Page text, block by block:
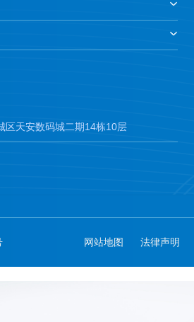
区天安数码城二期14栋10层
网站地图 法律声明